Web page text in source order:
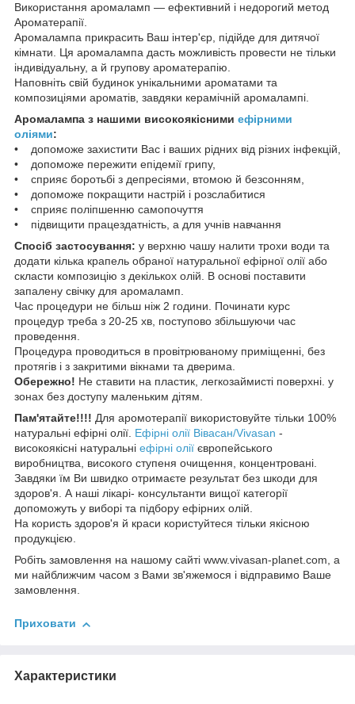
Використання аромаламп — ефективний і недорогий метод
Ароматерапії.
Аромалампа прикрасить Ваш інтер'єр, підійде для дитячої
кімнати. Ця аромалампа дасть можливість провести не тільки
індивідуальну, а й групову ароматерапію.
Наповніть свій будинок унікальними ароматами та
композиціями ароматів, завдяки керамічній аромалампі.
Аромалампа з нашими високоякісними ефірними
оліями:
• допоможе захистити Вас і ваших рідних від різних інфекцій,
• допоможе пережити епідемії грипу,
• сприяє боротьбі з депресіями, втомою й безсонням,
• допоможе покращити настрій і розслабитися
• сприяє поліпшенню самопочуття
• підвищити працездатність, а для учнів навчання
Спосіб застосування: у верхню чашу налити трохи води та
додати кілька крапель обраної натуральної ефірної олії або
скласти композицію з декількох олій. В основі поставити
запалену свічку для аромаламп.
Час процедури не більш ніж 2 години. Починати курс
процедур треба з 20-25 хв, поступово збільшуючи час
проведення.
Процедура проводиться в провітрюваному приміщенні, без
протягів і з закритими вікнами та дверима.
Обережно! Не ставити на пластик, легкозаймисті поверхні. у
зонах без доступу маленьким дітям.
Пам'ятайте!!!! Для аромотерапії використовуйте тільки 100%
натуральні ефірні олії. Ефірні олії Вівасан/Vivasan -
високоякісні натуральні ефірні олії європейського
виробництва, високого ступеня очищення, концентровані.
Завдяки їм Ви швидко отримаєте результат без шкоди для
здоров'я. А наші лікарі- консультанти вищої категорії
допоможуть у виборі та підбору ефірних олій.
На користь здоров'я й краси користуйтеся тільки якісною
продукцією.
Робіть замовлення на нашому сайті www.vivasan-planet.com, а
ми найближчим часом з Вами зв'яжемося і відправимо Ваше
замовлення.
Приховати
Характеристики